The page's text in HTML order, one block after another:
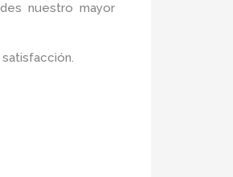
nuestro mayor